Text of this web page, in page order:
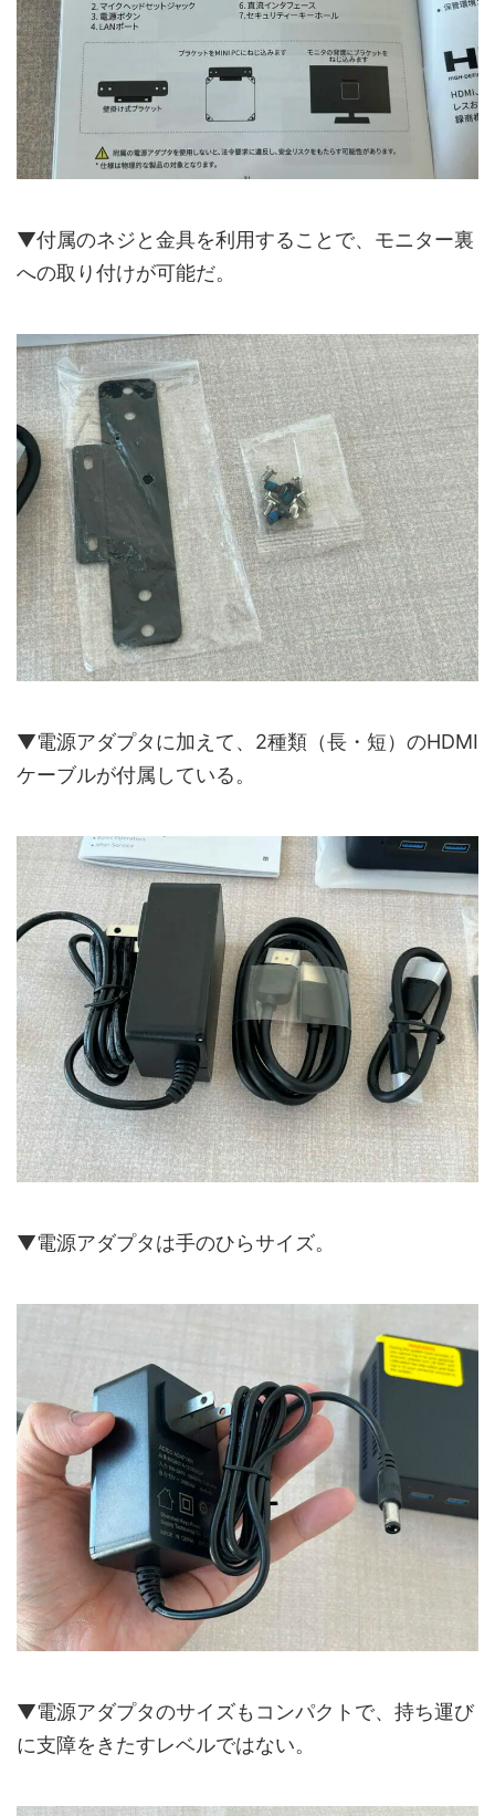
▼付属のネジと金具を利用することで、モニター裏
への取り付けが可能だ。
▼電源アダプタに加えて、2種類（長・短）のHDMI
ケーブルが付属している。
▼電源アダプタは手のひらサイズ。
▼電源アダプタのサイズもコンパクトで、持ち運び
に支障をきたすレベルではない。